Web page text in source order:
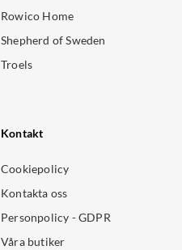
Rowico Home
Shepherd of Sweden
Troels
Kontakt
Cookiepolicy
Kontakta oss
Personpolicy - GDPR
Våra butiker